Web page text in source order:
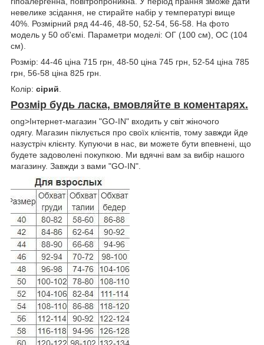
невелике зсідання, не стирайте набір у температурі вище
40%. Розмірний ряд 44-46, 48-50, 52-54, 56-58. На фото
модель у 50 об'ємі. Параметри моделі: ОГ (100 см), ОС (104
см).
Розмір: 44-46 ціна 715 грн, 48-50 ціна 745 грн, 52-54 ціна 785
грн, 56-58 ціна 825 грн.
Колір: сірий
Розмір будь ласка, вмовляйте в коментарях.
ong>Інтернет-магазин "GO-IN" входить у світ жіночого
одягу. Магазин піклується про своїх клієнтів, тому завжди йде
назустріч клієнту. Купуючи в нас, ви можете бути впевнені, що
будете задоволені покупкою. Ми вдячні вам за вибір нашого
магазину. Завжди з вами "GO-IN".